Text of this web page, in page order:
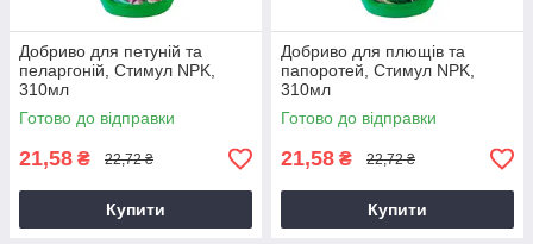
Добриво для петуній та
пеларгоній, Стимул NPK,
310мл
Готово до відправки
21,58 ₴ 22,72 ₴
Купити
Добриво для плющів та
папоротей, Стимул NPK,
310мл
Готово до відправки
21,58 ₴ 22,72 ₴
Купити